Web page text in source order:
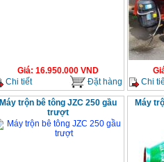
Giá: 16.950.000 VND
Chi tiết
Đặt hàng
Chi
Máy trộn bê tông JZC 250 gầu
trượt
Máy